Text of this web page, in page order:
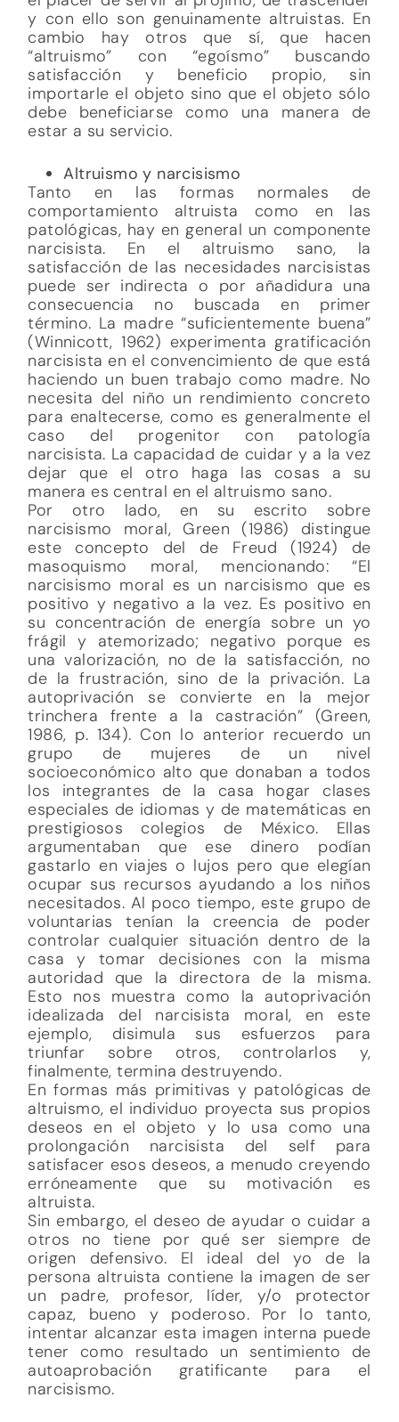
y con ello son genuinamente altruistas. En
cambio hay otros que sí, que hacen
“altruismo” con “egoísmo” buscando
satisfacción y beneficio propio, sin
importarle el objeto sino que el objeto sólo
debe beneficiarse como una manera de
estar a su servicio.
Altruismo y narcisismo
Tanto en las formas normales de
comportamiento altruista como en las
patológicas, hay en general un componente
narcisista. En el altruismo sano, la
satisfacción de las necesidades narcisistas
puede ser indirecta o por añadidura una
consecuencia no buscada en primer
término. La madre “suficientemente buena”
(Winnicott, 1962) experimenta gratificación
narcisista en el convencimiento de que está
haciendo un buen trabajo como madre. No
necesita del niño un rendimiento concreto
para enaltecerse, como es generalmente el
caso del progenitor con patología
narcisista. La capacidad de cuidar y a la vez
dejar que el otro haga las cosas a su
manera es central en el altruismo sano.
Por otro lado, en su escrito sobre
narcisismo moral, Green (1986) distingue
este concepto del de Freud (1924) de
masoquismo moral, mencionando: “El
narcisismo moral es un narcisismo que es
positivo y negativo a la vez. Es positivo en
su concentración de energía sobre un yo
frágil y atemorizado; negativo porque es
una valorización, no de la satisfacción, no
de la frustración, sino de la privación. La
autoprivación se convierte en la mejor
trinchera frente a la castración” (Green,
1986, p. 134). Con lo anterior recuerdo un
grupo de mujeres de un nivel
socioeconómico alto que donaban a todos
los integrantes de la casa hogar clases
especiales de idiomas y de matemáticas en
prestigiosos colegios de México. Ellas
argumentaban que ese dinero podían
gastarlo en viajes o lujos pero que elegían
ocupar sus recursos ayudando a los niños
necesitados. Al poco tiempo, este grupo de
voluntarias tenían la creencia de poder
controlar cualquier situación dentro de la
casa y tomar decisiones con la misma
autoridad que la directora de la misma.
Esto nos muestra como la autoprivación
idealizada del narcisista moral, en este
ejemplo, disimula sus esfuerzos para
triunfar sobre otros, controlarlos y,
finalmente, termina destruyendo.
En formas más primitivas y patológicas de
altruismo, el individuo proyecta sus propios
deseos en el objeto y lo usa como una
prolongación narcisista del self para
satisfacer esos deseos, a menudo creyendo
erróneamente que su motivación es
altruista.
Sin embargo, el deseo de ayudar o cuidar a
otros no tiene por qué ser siempre de
origen defensivo. El ideal del yo de la
persona altruista contiene la imagen de ser
un padre, profesor, líder, y/o protector
capaz, bueno y poderoso. Por lo tanto,
intentar alcanzar esta imagen interna puede
tener como resultado un sentimiento de
autoaprobación gratificante para el
narcisismo.